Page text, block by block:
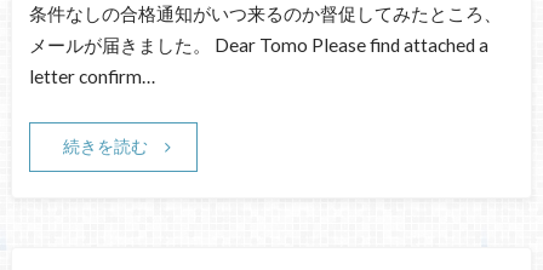
条件なしの合格通知がいつ来るのか督促してみたところ、
メールが届きました。 Dear Tomo Please find attached a
letter confirm…
続きを読む